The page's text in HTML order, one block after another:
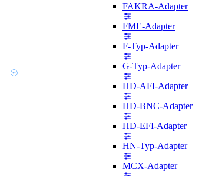
FAKRA-Adapter
FME-Adapter
F-Typ-Adapter
G-Typ-Adapter
HD-AFI-Adapter
HD-BNC-Adapter
HD-EFI-Adapter
HN-Typ-Adapter
MCX-Adapter